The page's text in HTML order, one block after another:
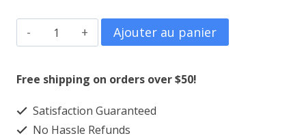
quantité
de
LENOVO
Ajouter au panier
Free shipping on orders over $50!
Satisfaction Guaranteed
No Hassle Refunds